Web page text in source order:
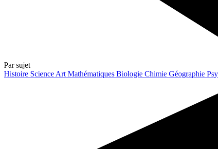
Par sujet
Histoire Science Art Mathématiques Biologie Chimie Géographie